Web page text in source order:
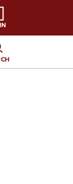
が発生します